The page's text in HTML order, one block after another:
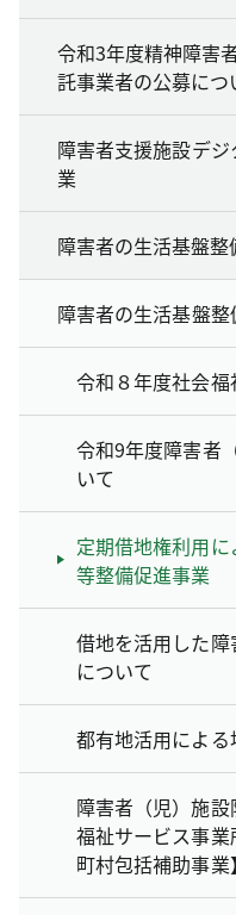
令和3年度精神障害
託事業者の公募につ
障害者支援施設デ
業
障害者の生活基盤整
障害者の生活基盤
令和８年度社会
令和9年度障害者
いて
定期借地権利用
等整備促進事業
借地を活用した
について
都有地活用によ
障害者（児）施
福祉サービス事
町村包括補助事業】